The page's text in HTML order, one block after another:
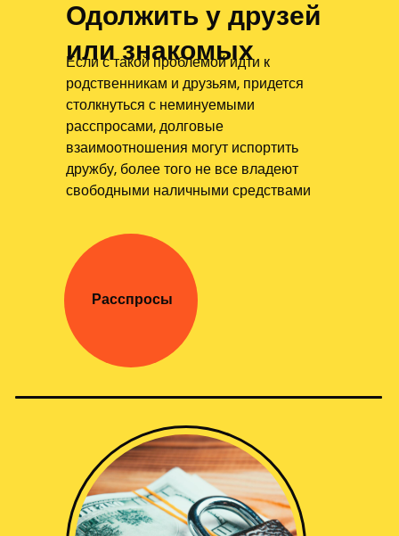
Расспросы
Если с такой проблемой идти к
родственникам и друзьям, придется
столкнуться с неминуемыми
расспросами, долговые
взаимоотношения могут испортить
дружбу, более того не все владеют
свободными наличными средствами
Одолжить у друзей
или знакомых